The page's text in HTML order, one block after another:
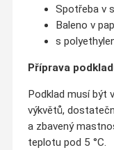
Spotřeba v
Baleno v
s
Příprava
Podklad musí být
výkvětů,
a zbavený
teplotu pod 5 °C.